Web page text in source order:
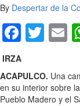
By Despertar de la
IRZA
ACAPULCO. Una
en su interior sobre
Pueblo Madero y el